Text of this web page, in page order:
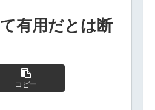
有用だとは断
コピー